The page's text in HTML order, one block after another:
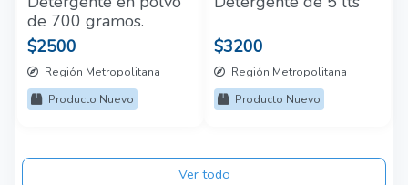
de 700 gramos.
$2500
Región Metropolitana
Producto Nuevo
$3200
Región Metropolitana
Producto Nuevo
Ver todo